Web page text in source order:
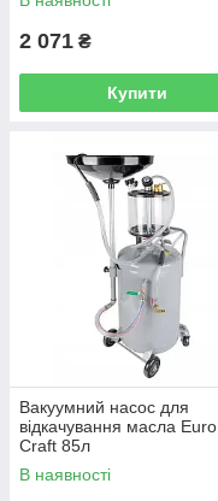
2 071 ₴
Купити
Вакуумний насос для
відкачування масла Euro
Craft 85л
В наявності